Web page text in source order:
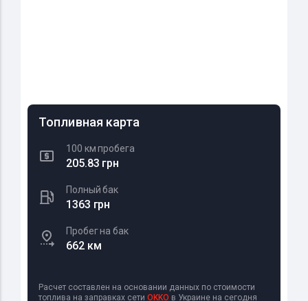
Топливная карта
100 км пробега
205.83 грн
Полный бак
1363 грн
Пробег на бак
662 км
Расчет составлен на основании данных по стоимости
топлива на заправках сети OKKO в Украине на сегодня